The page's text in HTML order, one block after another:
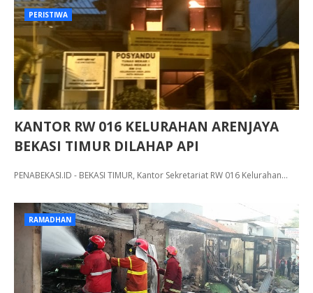
PERISTIWA
KANTOR RW 016 KELURAHAN ARENJAYA
BEKASI TIMUR DILAHAP API
PENABEKASI.ID - BEKASI TIMUR, Kantor Sekretariat RW 016 Kelurahan…
RAMADHAN